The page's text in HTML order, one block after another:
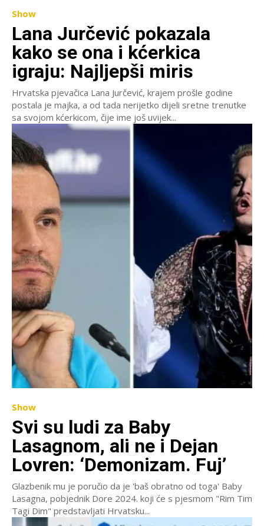
Show
Lana Jurčević pokazala
kako se ona i kćerkica
igraju: Najljepši miris
Hrvatska pjevačica Lana Jurčević, krajem prošle godine
postala je majka, a od tada nerijetko dijeli sretne trenutke
sa svojom kćerkicom, čije ime još uvijek...
Show
Svi su ludi za Baby
Lasagnom, ali ne i Dejan
Lovren: ‘Demonizam. Fuj’
Glazbenik mu je poručio da je 'baš obratno od toga' Baby
Lasagna, pobjednik Dore 2024. koji će s pjesmom "Rim Tim
Tagi Dim" predstavljati Hrvatsku...